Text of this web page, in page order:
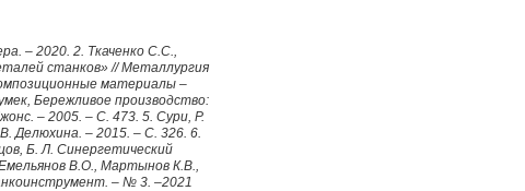
– 2020. 2. Ткаченко С.С.,
станков» // Металлургия
материалы –
Бережливое производство:
– 2005. – С. 473. 5. Сури, Р.
Делюхина. – 2015. – С. 326. 6.
Б. Л. Синергетический
В.О., Мартынов К.В.,
– № 3. –2021